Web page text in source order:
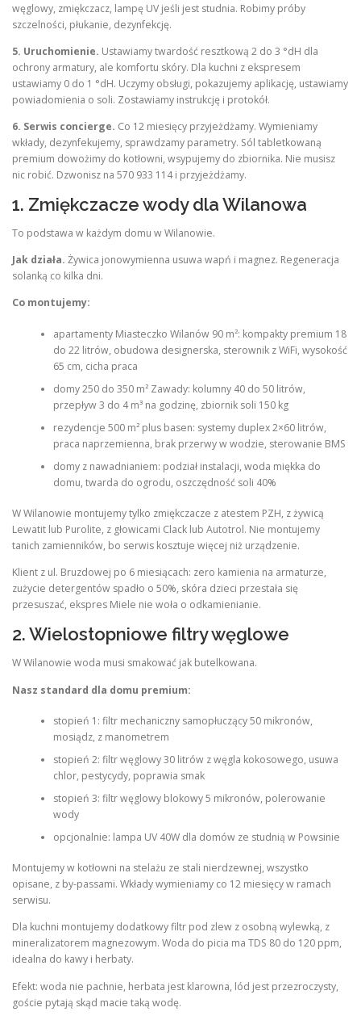
węglowy, zmiękczacz, lampę UV jeśli jest studnia. Robimy próby
szczelności, płukanie, dezynfekcję.
5. Uruchomienie. Ustawiamy twardość resztkową 2 do 3 °dH dla
ochrony armatury, ale komfortu skóry. Dla kuchni z ekspresem
ustawiamy 0 do 1 °dH. Uczymy obsługi, pokazujemy aplikację, ustawiamy
powiadomienia o soli. Zostawiamy instrukcję i protokół.
6. Serwis concierge. Co 12 miesięcy przyjeżdżamy. Wymieniamy
wkłady, dezynfekujemy, sprawdzamy parametry. Sól tabletkowaną
premium dowożimy do kotłowni, wsypujemy do zbiornika. Nie musisz
nic robić. Dzwonisz na 570 933 114 i przyjeżdżamy.
1. Zmiękczacze wody dla Wilanowa
To podstawa w każdym domu w Wilanowie.
Jak działa. Żywica jonowymienna usuwa wapń i magnez. Regeneracja
solanką co kilka dni.
Co montujemy:
apartamenty Miasteczko Wilanów 90 m²: kompakty premium 18
do 22 litrów, obudowa designerska, sterownik z WiFi, wysokość
65 cm, cicha praca
domy 250 do 350 m² Zawady: kolumny 40 do 50 litrów,
przepływ 3 do 4 m³ na godzinę, zbiornik soli 150 kg
rezydencje 500 m² plus basen: systemy duplex 2×60 litrów,
praca naprzemienna, brak przerwy w wodzie, sterowanie BMS
domy z nawadnianiem: podział instalacji, woda miękka do
domu, twarda do ogrodu, oszczędność soli 40%
W Wilanowie montujemy tylko zmiękczacze z atestem PZH, z żywicą
Lewatit lub Purolite, z głowicami Clack lub Autotrol. Nie montujemy
tanich zamienników, bo serwis kosztuje więcej niż urządzenie.
Klient z ul. Bruzdowej po 6 miesiącach: zero kamienia na armaturze,
zużycie detergentów spadło o 50%, skóra dzieci przestała się
przesuszać, ekspres Miele nie woła o odkamienianie.
2. Wielostopniowe filtry węglowe
W Wilanowie woda musi smakować jak butelkowana.
Nasz standard dla domu premium:
stopień 1: filtr mechaniczny samopłuczący 50 mikronów,
mosiądz, z manometrem
stopień 2: filtr węglowy 30 litrów z węgla kokosowego, usuwa
chlor, pestycydy, poprawia smak
stopień 3: filtr węglowy blokowy 5 mikronów, polerowanie
wody
opcjonalnie: lampa UV 40W dla domów ze studnią w Powsinie
Montujemy w kotłowni na stelażu ze stali nierdzewnej, wszystko
opisane, z by-passami. Wkłady wymieniamy co 12 miesięcy w ramach
serwisu.
Dla kuchni montujemy dodatkowy filtr pod zlew z osobną wylewką, z
mineralizatorem magnezowym. Woda do picia ma TDS 80 do 120 ppm,
idealna do kawy i herbaty.
Efekt: woda nie pachnie, herbata jest klarowna, lód jest przezroczysty,
goście pytają skąd macie taką wodę.